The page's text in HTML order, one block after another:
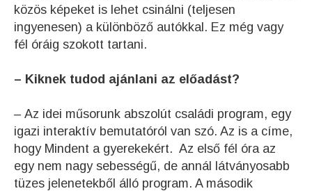
közös képeket is lehet csinálni (teljesen
ingyenesen) a különböző autókkal. Ez még vagy
fél óráig szokott tartani.
– Kiknek tudod ajánlani az előadást?
– Az idei műsorunk abszolút családi program, egy
igazi interaktív bemutatóról van szó. Az is a címe,
hogy Mindent a gyerekekért. Az első fél óra az
egy nem nagy sebességű, de annál látványosabb
tüzes jelenetekből álló program. A második